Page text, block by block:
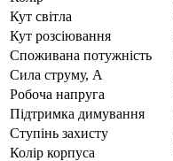
Кут світла
Кут розсіювання
Споживана потужність
Сила струму, А
Робоча напруга
Підтримка димування
Ступінь захисту
Колір корпуса